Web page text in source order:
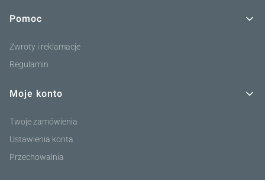
Linki w stopce
Pomoc
Zwroty i reklamacje
Regulamin
Moje konto
Twoje zamówienia
Ustawienia konta
Przechowalnia